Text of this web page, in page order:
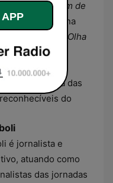
deO Bom de
experiência na
Olha
nas
da equipe
voz é uma das
do
é jornalista e
atuando como
das jornadas